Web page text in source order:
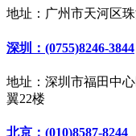
地址：广州市天河区
深圳：(0755)8246-3844
地址：深圳市福田中
翼22楼
北京：(010)8587-8244